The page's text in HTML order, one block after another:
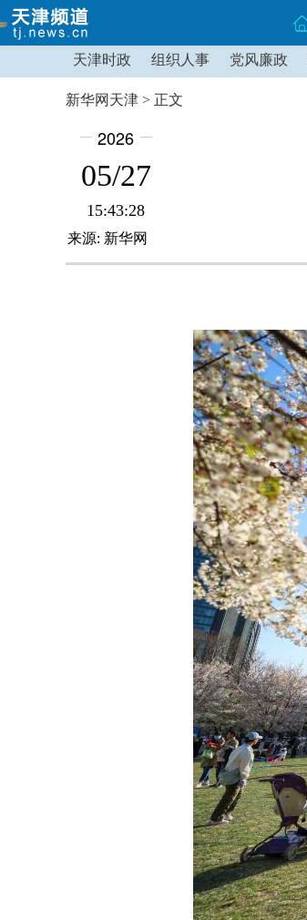
天津时政 组织人事 党风廉政
新华网天津 > 正文
2026
05/27
15:43:28
来源: 新华网